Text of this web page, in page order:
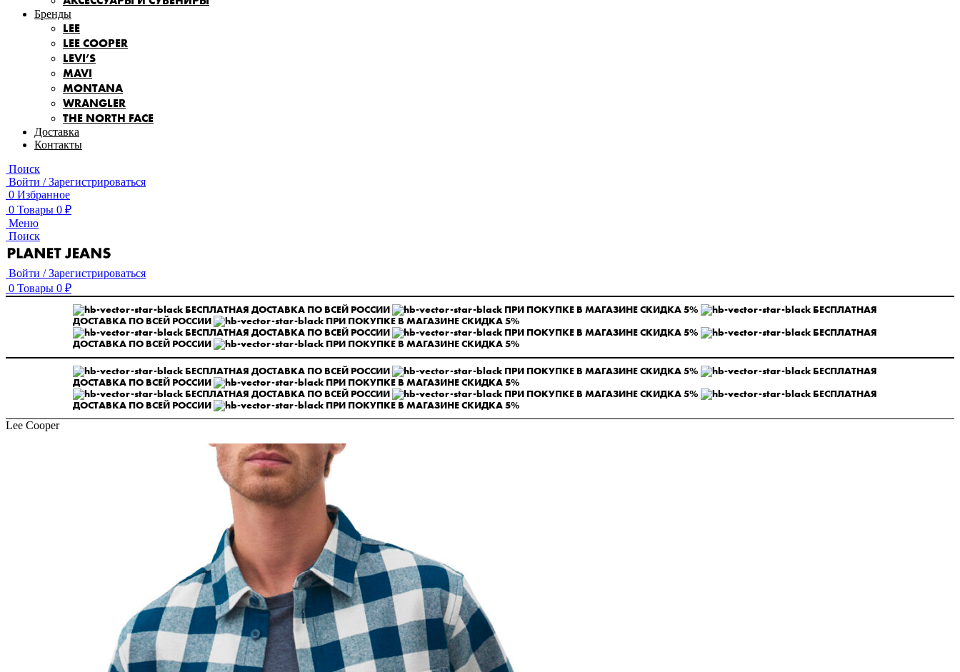
Бренды
LEE
LEE COOPER
LEVI’S
MAVI
MONTANA
WRANGLER
THE NORTH FACE
Доставка
Контакты
Поиск
Войти / Зарегистрироваться
0 Избранное
0 Товары 0 ₽
Меню
Поиск
Войти / Зарегистрироваться
0 Товары 0 ₽
БЕСПЛАТНАЯ ДОСТАВКА ПО ВСЕЙ РОССИИ ПРИ ПОКУПКЕ В МАГАЗИНЕ СКИДКА 5%
БЕСПЛАТНАЯ
ДОСТАВКА ПО ВСЕЙ РОССИИ
ПРИ ПОКУПКЕ В МАГАЗИНЕ СКИДКА 5%
БЕСПЛАТНАЯ ДОСТАВКА ПО ВСЕЙ РОССИИ
ПРИ ПОКУПКЕ В МАГАЗИНЕ СКИДКА 5%
БЕСПЛАТНАЯ
ДОСТАВКА ПО ВСЕЙ РОССИИ
ПРИ ПОКУПКЕ В МАГАЗИНЕ СКИДКА 5%
БЕСПЛАТНАЯ ДОСТАВКА ПО ВСЕЙ РОССИИ ПРИ ПОКУПКЕ В МАГАЗИНЕ СКИДКА 5%
БЕСПЛАТНАЯ
ДОСТАВКА ПО ВСЕЙ РОССИИ
ПРИ ПОКУПКЕ В МАГАЗИНЕ СКИДКА 5%
БЕСПЛАТНАЯ ДОСТАВКА ПО ВСЕЙ РОССИИ
ПРИ ПОКУПКЕ В МАГАЗИНЕ СКИДКА 5%
БЕСПЛАТНАЯ
ДОСТАВКА ПО ВСЕЙ РОССИИ
ПРИ ПОКУПКЕ В МАГАЗИНЕ СКИДКА 5%
Lee Cooper